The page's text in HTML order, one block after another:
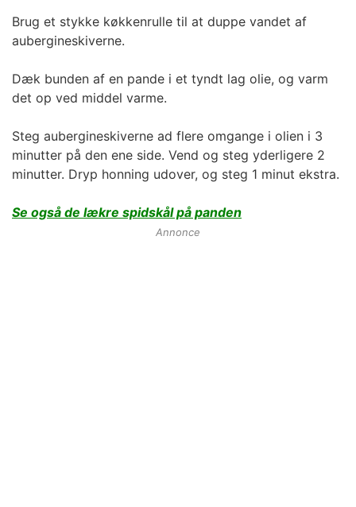
Brug et stykke køkkenrulle til at duppe vandet af
aubergineskiverne.
Dæk bunden af en pande i et tyndt lag olie, og varm
det op ved middel varme.
Steg aubergineskiverne ad flere omgange i olien i 3
minutter på den ene side. Vend og steg yderligere 2
minutter. Dryp honning udover, og steg 1 minut ekstra.
Se også de lækre spidskål på panden
Annonce